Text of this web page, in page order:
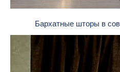
Бархатные шторы в